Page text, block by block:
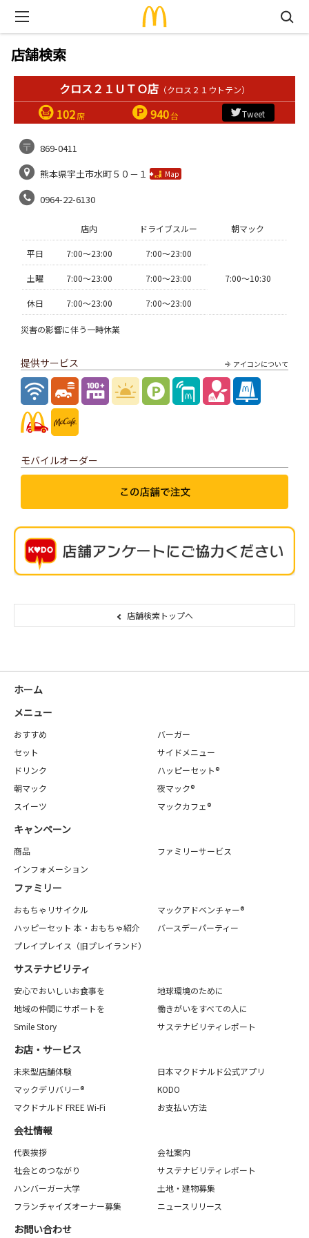
店舗検索
クロス２１ＵＴＯ店 （クロス２１ウトテン）
102 席 940台 Tweet
869-0411
熊本県宇土市水町５０－１
Map
0964-22-6130
店内 ドライブスルー 朝マック
平日 7:00〜23:00 7:00〜23:00
7:00〜10:30
土曜 7:00〜23:00 7:00〜23:00
休日 7:00〜23:00 7:00〜23:00
災害の影響に伴う一時休業
アイコンについて
提供サービス
モバイルオーダー
店舗検索トップへ
ホーム
メニュー
おすすめ
バーガー
セット
サイドメニュー
ドリンク
ハッピーセット®
朝マック
夜マック®
スイーツ
マックカフェ®
キャンペーン
商品
ファミリーサービス
インフォメーション
ファミリー
おもちゃリサイクル
マックアドベンチャー®
ハッピーセット 本・おもちゃ紹介
バースデーパーティー
プレイプレイス（旧プレイランド）
サステナビリティ
安心でおいしいお食事を
地球環境のために
地域の仲間にサポートを
働きがいをすべての人に
Smile Story
サステナビリティレポート
お店・サービス
未来型店舗体験
日本マクドナルド公式アプリ
マックデリバリー®
KODO
マクドナルド FREE Wi-Fi
お支払い方法
会社情報
代表挨拶
会社案内
社会とのつながり
サステナビリティレポート
ハンバーガー大学
土地・建物募集
フランチャイズオーナー募集
ニュースリリース
お問い合わせ